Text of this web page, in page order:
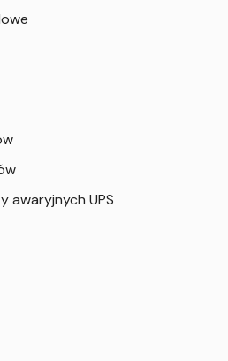
awaryjnych UPS